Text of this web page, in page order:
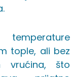
tople, ali bez
vrućina, što